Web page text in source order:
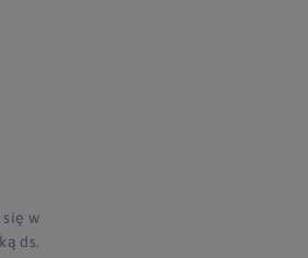
się w
ds.